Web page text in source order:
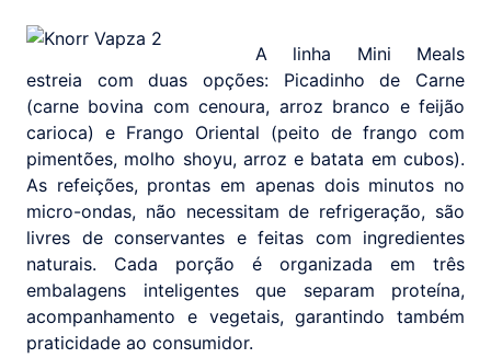
A linha Mini Meals
estreia com duas opções: Picadinho de Carne
(carne bovina com cenoura, arroz branco e feijão
carioca) e Frango Oriental (peito de frango com
pimentões, molho shoyu, arroz e batata em cubos).
As refeições, prontas em apenas dois minutos no
micro-ondas, não necessitam de refrigeração, são
livres de conservantes e feitas com ingredientes
naturais. Cada porção é organizada em três
embalagens inteligentes que separam proteína,
acompanhamento e vegetais, garantindo também
praticidade ao consumidor.